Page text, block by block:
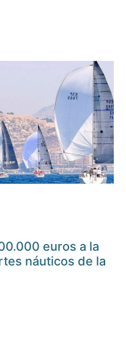
euros a la
náuticos de la